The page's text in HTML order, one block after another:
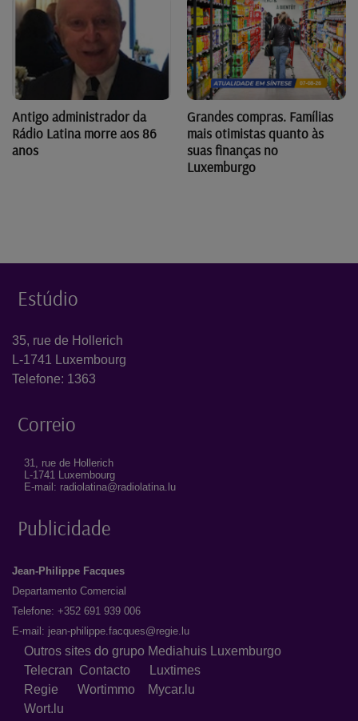
Antigo administrador da
Rádio Latina morre aos 86
anos
Grandes compras. Famílias
mais otimistas quanto às
suas finanças no
Luxemburgo
Estúdio
35, rue de Hollerich
L-1741 Luxembourg
Telefone: 1363
Correio
31, rue de Hollerich
L-1741 Luxembourg
E-mail: radiolatina@radiolatina.lu
Publicidade
Jean-Philippe Facques
Departamento Comercial
Telefone: +352 691 939 006
E-mail: jean-philippe.facques@regie.lu
Outros sites do grupo Mediahuis Luxemburgo
Telecran Contacto
Luxtimes
Regie Wortimmo
Mycar.lu
Wort.lu